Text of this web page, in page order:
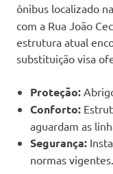
ônibus localizado na
com a Rua João
estrutura atual
substituição visa
Proteção:
Conforto:
aguardam as
Segurança:
normas vigentes.